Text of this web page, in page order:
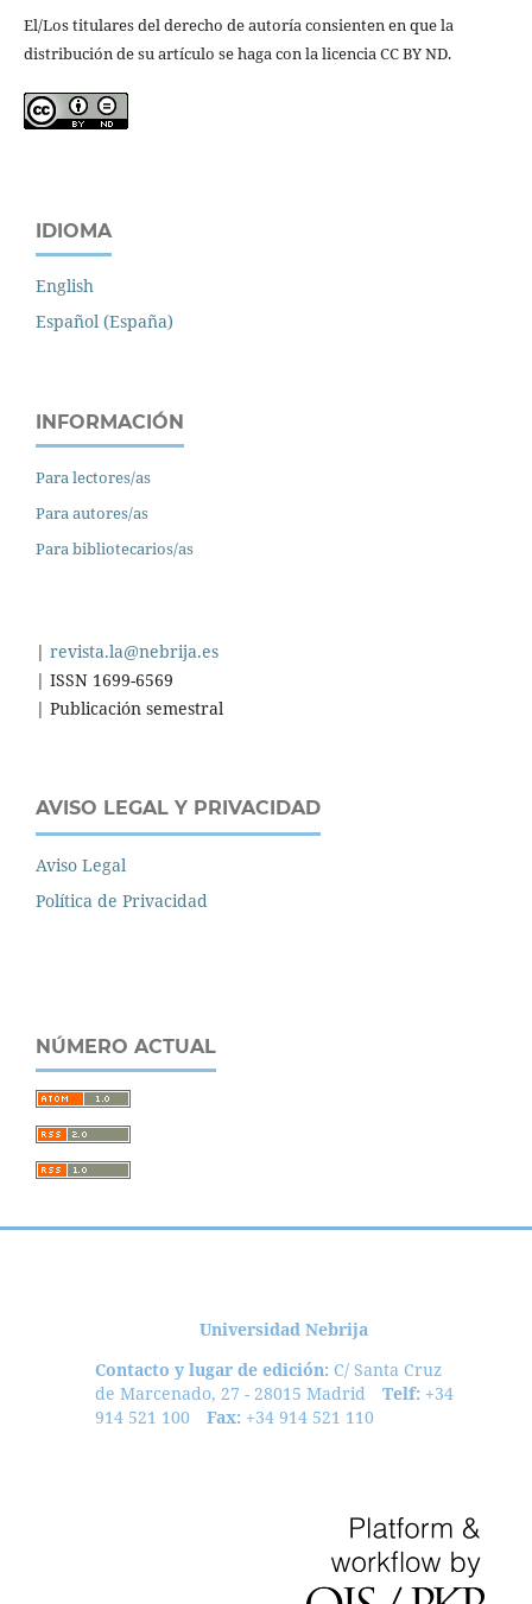
El/Los titulares del derecho de autoría consienten en que la
distribución de su artículo se haga con la licencia CC BY ND.
IDIOMA
English
Español (España)
INFORMACIÓN
Para lectores/as
Para autores/as
Para bibliotecarios/as
| revista.la@nebrija.es
| ISSN 1699-6569
| Publicación semestral
AVISO LEGAL Y PRIVACIDAD
Aviso Legal
Política de Privacidad
NÚMERO ACTUAL
Universidad Nebrija
Contacto y lugar de edición: C/ Santa Cruz
de Marcenado, 27 - 28015 Madrid
Telf: +34
914 521 100
Fax: +34 914 521 110